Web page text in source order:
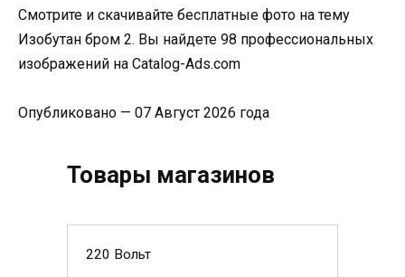
Смотрите и скачивайте бесплатные фото на тему
Изобутан бром 2. Вы найдете 98 профессиональных
изображений на Catalog-Ads.com
Опубликовано — 07 Август 2026 года
Товары магазинов
220 Вольт